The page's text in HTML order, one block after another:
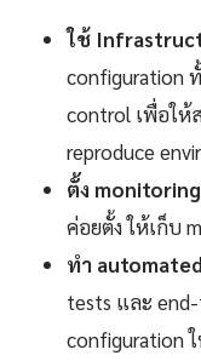
ใช้
configuration
control เพื่อให้
reproduce
ตั้ง
ค่อยตั้ง ให้เก็บ
ทำ
tests และ
configuration